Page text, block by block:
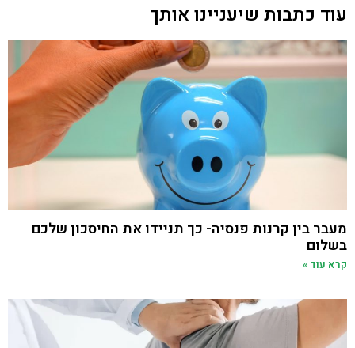
עוד כתבות שיעניינו אותך
מעבר בין קרנות פנסיה- כך תניידו את החיסכון שלכם
בשלום
קרא עוד »